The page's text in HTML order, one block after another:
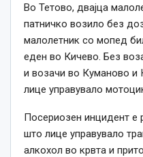
Во Тетово, двајца
патничко возило без
малолетник со мопед
еден во Кичево. Без
и возачи во Куманово
лице управувало
Посериозен инцидент е
што лице управувало
алкохол во крвта и